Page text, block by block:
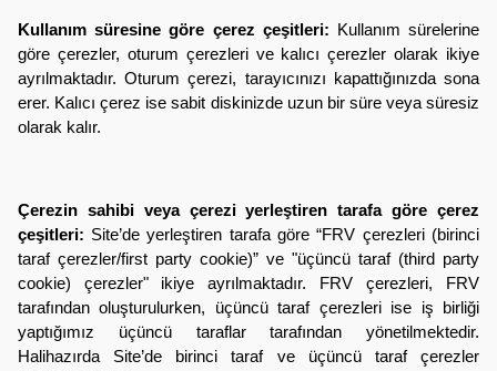
Kullanım süresine göre çerez çeşitleri: Kullanım sürelerine
göre çerezler, oturum çerezleri ve kalıcı çerezler olarak ikiye
ayrılmaktadır. Oturum çerezi, tarayıcınızı kapattığınızda sona
erer. Kalıcı çerez ise sabit diskinizde uzun bir süre veya süresiz
olarak kalır.
Çerezin sahibi veya çerezi yerleştiren tarafa göre çerez
çeşitleri: Site’de yerleştiren tarafa göre “FRV çerezleri (birinci
taraf çerezler/first party cookie)” ve "üçüncü taraf (third party
cookie) çerezler" ikiye ayrılmaktadır.
FRV çerezleri, FRV
tarafından oluşturulurken, üçüncü taraf çerezleri ise iş birliği
yaptığımız üçüncü taraflar tarafından yönetilmektedir.
Halihazırda Site’de birinci taraf ve üçüncü taraf çerezler